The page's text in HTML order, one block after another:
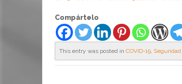
Compártelo
This entry was posted in COVID-19, Seguridad